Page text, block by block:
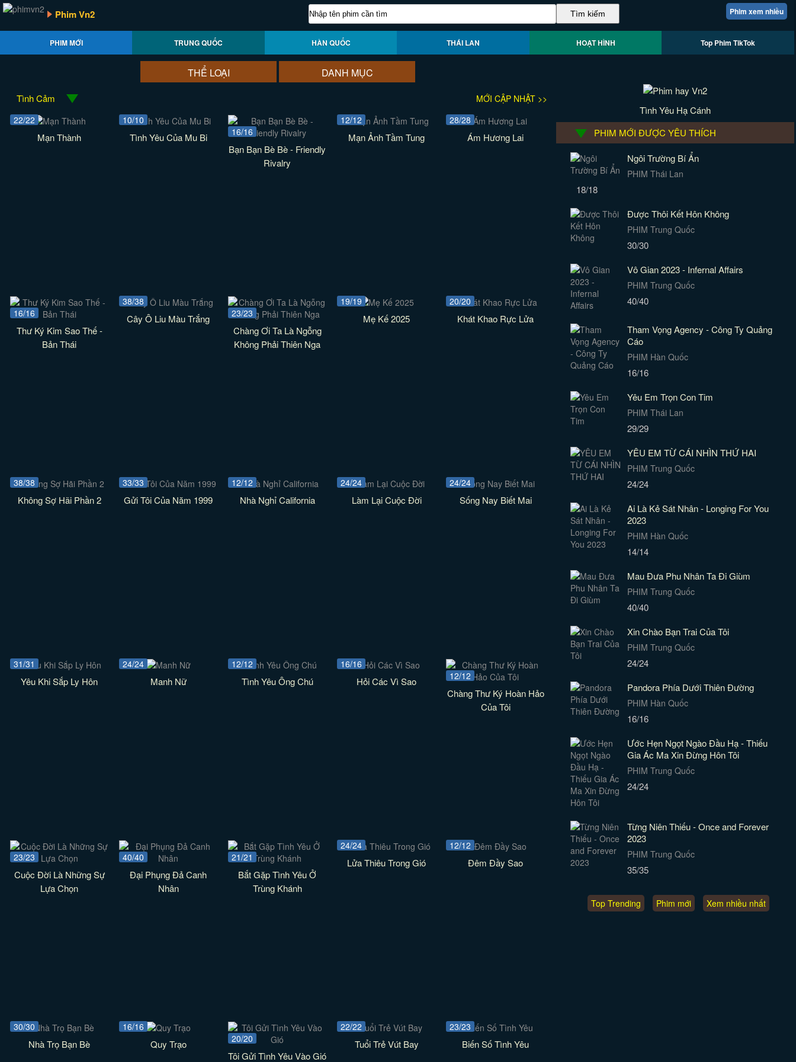
Phim xem nhiều
Phim Vn2
PHIM MỚI TRUNG QUỐC HÀN QUỐC THÁI LAN HOẠT HÌNH Top Phim TikTok
THỂ LOẠI DANH MỤC
Tình Cảm
MỚI CẬP NHẬT >>
22/22
Mạn Thành
10/10
Tình Yêu Của Mu Bi 16/16
Bạn Bạn Bè Bè - Friendly
Rivalry
12/12
Mạn Ảnh Tầm Tung
28/28
Ám Hương Lai
16/16
Thư Ký Kim Sao Thế -
Bản Thái
38/38
Cây Ô Liu Màu Trắng 23/23
Chàng Ơi Ta Là Ngỗng
Không Phải Thiên Nga
19/19
Mẹ Kế 2025
20/20
Khát Khao Rực Lửa
38/38
Không Sợ Hãi Phần 2
33/33
Gửi Tôi Của Năm 1999
12/12
Nhà Nghỉ California
24/24
Làm Lại Cuộc Đời
24/24
Sống Nay Biết Mai
31/31
Yêu Khi Sắp Ly Hôn
24/24
Manh Nữ
12/12
Tình Yêu Ông Chú
16/16
Hỏi Các Vì Sao 12/12
Chàng Thư Ký Hoàn Hảo
Của Tôi
23/23
Cuộc Đời Là Những Sự
Lựa Chọn
40/40
Đại Phụng Đả Canh
Nhân
21/21
Bắt Gặp Tình Yêu Ở
Trùng Khánh
24/24
Lửa Thiêu Trong Gió
12/12
Đêm Đầy Sao
30/30
Nhà Trọ Bạn Bè
16/16
Quy Trạo 20/20
Tôi Gửi Tình Yêu Vào Gió
22/22
Tuổi Trẻ Vút Bay
23/23
Biến Số Tình Yêu
Tình Yêu Hạ Cánh
PHIM MỚI ĐƯỢC YÊU THÍCH
Ngôi Trường Bí Ẩn
PHIM Thái Lan
18/18
Được Thôi Kết Hôn Không
PHIM Trung Quốc
30/30
Vô Gian 2023 - Infernal Affairs
PHIM Trung Quốc
40/40
Tham Vọng Agency - Công Ty Quảng
Cáo
PHIM Hàn Quốc
16/16
Yêu Em Trọn Con Tim
PHIM Thái Lan
29/29
YÊU EM TỪ CÁI NHÌN THỨ HAI
PHIM Trung Quốc
24/24
Ai Là Kẻ Sát Nhân - Longing For You
2023
PHIM Hàn Quốc
14/14
Mau Đưa Phu Nhân Ta Đi Giùm
PHIM Trung Quốc
40/40
Xin Chào Bạn Trai Của Tôi
PHIM Trung Quốc
24/24
Pandora Phía Dưới Thiên Đường
PHIM Hàn Quốc
16/16
Ước Hẹn Ngọt Ngào Đầu Hạ - Thiếu
Gia Ác Ma Xin Đừng Hôn Tôi
PHIM Trung Quốc
24/24
Từng Niên Thiếu - Once and Forever
2023
PHIM Trung Quốc
35/35
Top Trending Phim mới Xem nhiều nhất